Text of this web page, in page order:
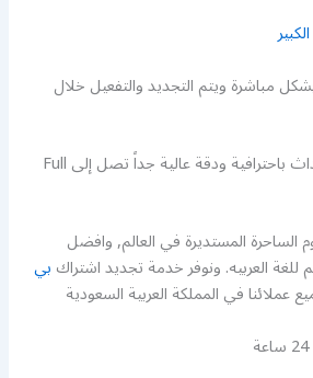
مباشرة ويتم التجديد والتفعيل خلال
تغطية شاملة لكافة الاحداث باحترافية ودقة عالية جداً تصل إلى Full
الساحرة المستديرة في العالم, وافضل
العربيه. ونوفر خدمة تجديد اشتراكبي
عملائنا في المملكة العربية السعودية